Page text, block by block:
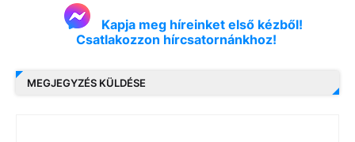
Kapja meg híreinket első kézből!
Csatlakozzon hírcsatornánkhoz!
MEGJEGYZÉS KÜLDÉSE